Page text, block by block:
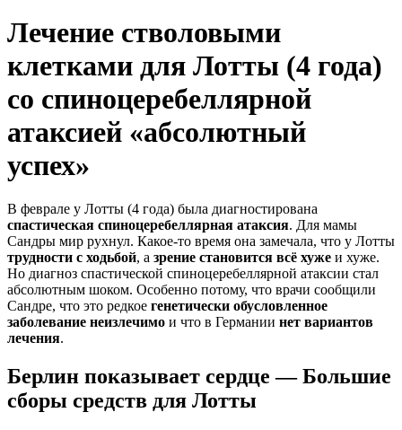
Лечение стволовыми
клетками для Лотты (4 года)
со спиноцеребеллярной
атаксией «абсолютный
успех»
В феврале у Лотты (4 года) была диагностирована
спастическая спиноцеребеллярная атаксия. Для мамы
Сандры мир рухнул. Какое-то время она замечала, что у Лотты
трудности с ходьбой, а зрение становится всё хуже и хуже.
Но диагноз спастической спиноцеребеллярной атаксии стал
абсолютным шоком. Особенно потому, что врачи сообщили
Сандре, что это редкое генетически обусловленное
заболевание неизлечимо и что в Германии нет вариантов
лечения.
Берлин показывает сердце — Большие
сборы средств для Лотты